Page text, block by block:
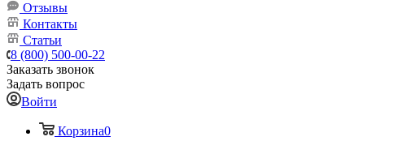
Отзывы
Контакты
Статьи
8 (800) 500-00-22
Заказать звонок
Задать вопрос
Войти
Корзина0